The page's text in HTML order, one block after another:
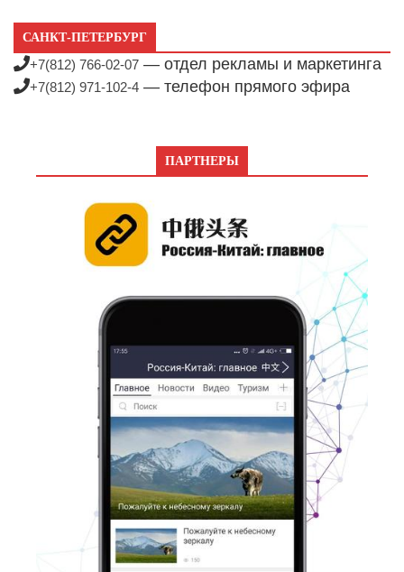
САНКТ-ПЕТЕРБУРГ
+7(812) 766-02-07 — отдел рекламы и маркетинга
+7(812) 971-102-4 — телефон прямого эфира
ПАРТНЕРЫ